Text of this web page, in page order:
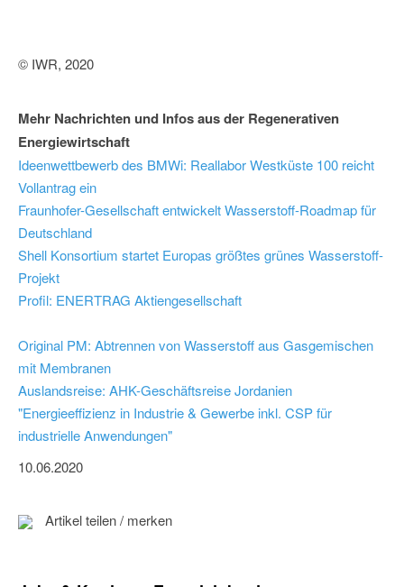
© IWR, 2020
Mehr Nachrichten und Infos aus der Regenerativen
Energiewirtschaft
Ideenwettbewerb des BMWi: Reallabor Westküste 100 reicht
Vollantrag ein
Fraunhofer-Gesellschaft entwickelt Wasserstoff-Roadmap für
Deutschland
Shell Konsortium startet Europas größtes grünes Wasserstoff-
Projekt
Profil: ENERTRAG Aktiengesellschaft
Original PM: Abtrennen von Wasserstoff aus Gasgemischen
mit Membranen
Auslandsreise: AHK-Geschäftsreise Jordanien
"Energieeffizienz in Industrie & Gewerbe inkl. CSP für
industrielle Anwendungen"
10.06.2020
Artikel teilen / merken